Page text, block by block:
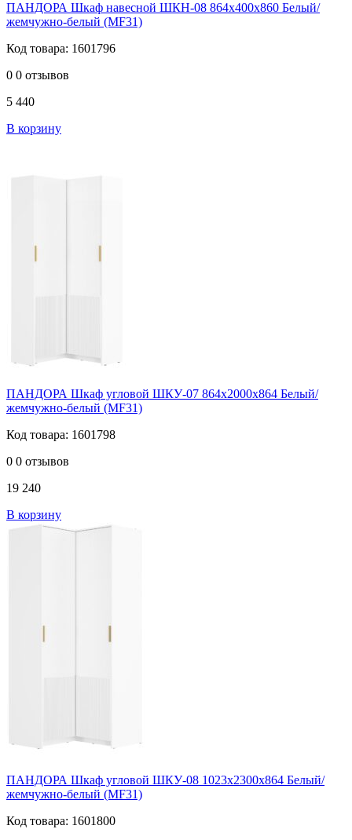
ПАНДОРА Шкаф навесной ШКН-08 864х400х860 Белый/
жемчужно-белый (MF31)
Код товара: 1601796
0 0 отзывов
5 440
В корзину
ПАНДОРА Шкаф угловой ШКУ-07 864х2000х864 Белый/
жемчужно-белый (MF31)
Код товара: 1601798
0 0 отзывов
19 240
В корзину
ПАНДОРА Шкаф угловой ШКУ-08 1023х2300х864 Белый/
жемчужно-белый (MF31)
Код товара: 1601800